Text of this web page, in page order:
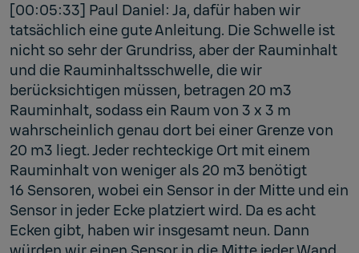
[00:05:33] Paul Daniel: Ja, dafür haben wir
tatsächlich eine gute Anleitung. Die Schwelle ist
nicht so sehr der Grundriss, aber der Rauminhalt
und die Rauminhaltsschwelle, die wir
berücksichtigen müssen, betragen 20 m3
Rauminhalt, sodass ein Raum von 3 x 3 m
wahrscheinlich genau dort bei einer Grenze von
20 m3 liegt. Jeder rechteckige Ort mit einem
Rauminhalt von weniger als 20 m3 benötigt
16 Sensoren, wobei ein Sensor in der Mitte und ein
Sensor in jeder Ecke platziert wird. Da es acht
Ecken gibt, haben wir insgesamt neun. Dann